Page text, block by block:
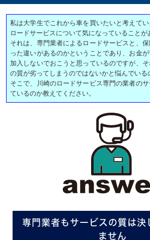
私は大学生でこれから車を買いたいと考えて
ロードサービスについて気になっていることが
それは、専門業者によるロードサービスと、
った違いがあるのかということであり、お金
加入しないでおこうと思っているのですが、
の質が劣ってしまうのではないかと悩んでいる
そこで、川崎のロードサービス専門の業者の
ているのか教えてください。
専門業者もサービスの質は決
ません